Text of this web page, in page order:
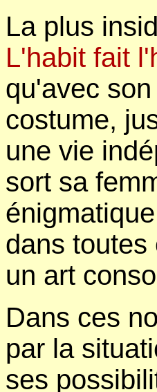
La plus
L'habit fait
qu'avec
costume,
une vie
sort sa
dans toutes
un art
Dans ces
par la
ses